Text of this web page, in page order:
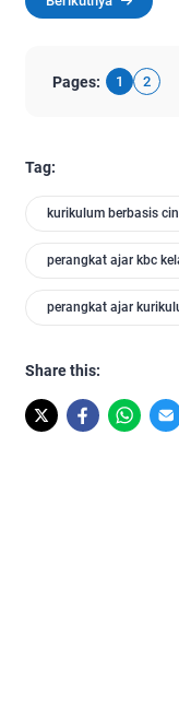
Pages: 1 2
Tag:
kurikulum berbasis
perangkat ajar kbc
perangkat ajar
Share this: